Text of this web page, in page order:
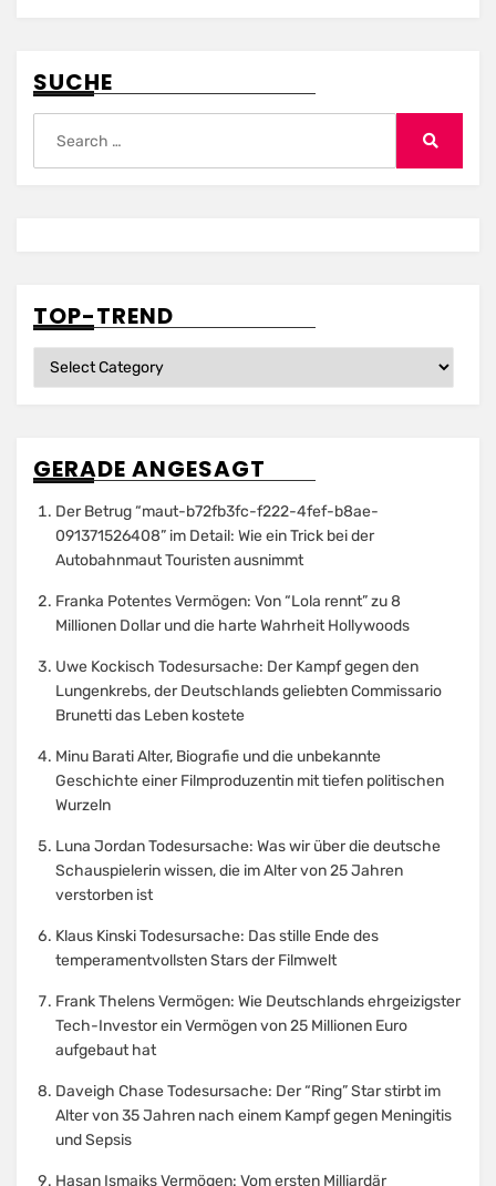
SUCHE
TOP-TREND
Top-
GERADE ANGESAGT
Der Betrug “maut-b72fb3fc-f222-4fef-b8ae-
091371526408” im Detail: Wie ein Trick bei der
Autobahnmaut Touristen ausnimmt
Franka Potentes Vermögen: Von “Lola rennt” zu 8
Millionen Dollar und die harte Wahrheit Hollywoods
Uwe Kockisch Todesursache: Der Kampf gegen den
Lungenkrebs, der Deutschlands geliebten Commissario
Brunetti das Leben kostete
Minu Barati Alter, Biografie und die unbekannte
Geschichte einer Filmproduzentin mit tiefen politischen
Wurzeln
Luna Jordan Todesursache: Was wir über die deutsche
Schauspielerin wissen, die im Alter von 25 Jahren
verstorben ist
Klaus Kinski Todesursache: Das stille Ende des
temperamentvollsten Stars der Filmwelt
Frank Thelens Vermögen: Wie Deutschlands ehrgeizigster
Tech-Investor ein Vermögen von 25 Millionen Euro
aufgebaut hat
Daveigh Chase Todesursache: Der “Ring” Star stirbt im
Alter von 35 Jahren nach einem Kampf gegen Meningitis
und Sepsis
Hasan Ismaiks Vermögen: Vom ersten Milliardär